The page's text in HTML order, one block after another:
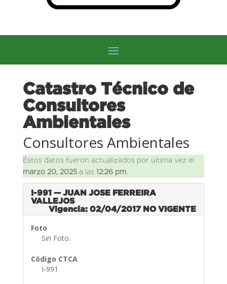
Catastro Técnico de
Consultores
Ambientales
Consultores Ambientales
Éstos datos fueron actualizados por última vez el
marzo 20, 2025a las 12:26 pm.
I-991 — JUAN JOSE FERREIRA
VALLEJOS
Vigencia: 02/04/2017 NO VIGENTE
Foto
Sin Foto.
Código CTCA
I-991